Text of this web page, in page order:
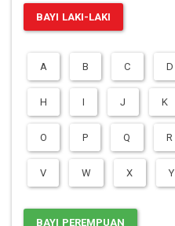
BAYI LAKI-LAKI
A B C D
H I J K
O P Q R
V W X Y
BAYI PEREMPUAN